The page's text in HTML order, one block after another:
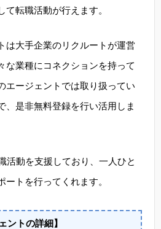
て転職活動が行えます。
は大手企業のリクルートが運営
な業種にコネクションを持って
エージェントでは取り扱ってい
、是非無料登録を行い活用しま
活動を支援しており、一人ひと
ートを行ってくれます。
ントの詳細】